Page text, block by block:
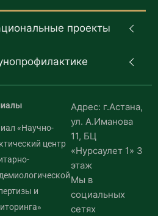
проекты
«Научно-
центр
и
Адрес: г.Астана,
ул. А.Иманова
11, БЦ
«Нурсаулет 1» 3
этаж
Мы в
социальных
сетях